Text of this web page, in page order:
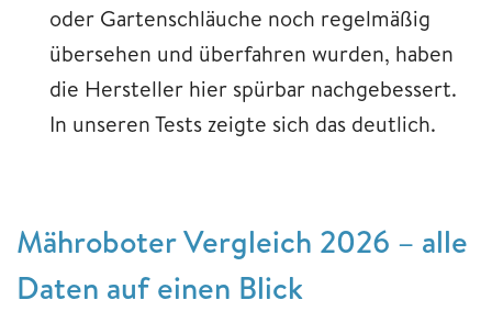
oder Gartenschläuche noch regelmäßig
übersehen und überfahren wurden, haben
die Hersteller hier spürbar nachgebessert.
In unseren Tests zeigte sich das deutlich.
Mähroboter Vergleich 2026 – alle
Daten auf einen Blick